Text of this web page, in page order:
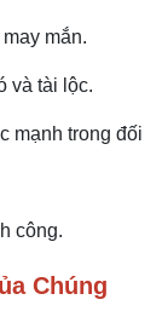
mắn.
và tài lộc.
mạnh trong đối
công.
Chúng